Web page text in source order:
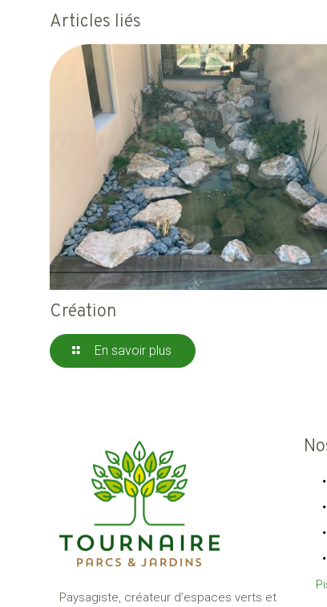
Articles liés
Création
En savoir plus
Paysagiste, créateur d’espaces verts et